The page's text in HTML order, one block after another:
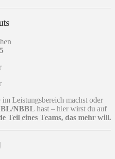
Leistungsbereich machst oder
NBBL hast – hier wirst du auf
Teil eines Teams, das mehr will.